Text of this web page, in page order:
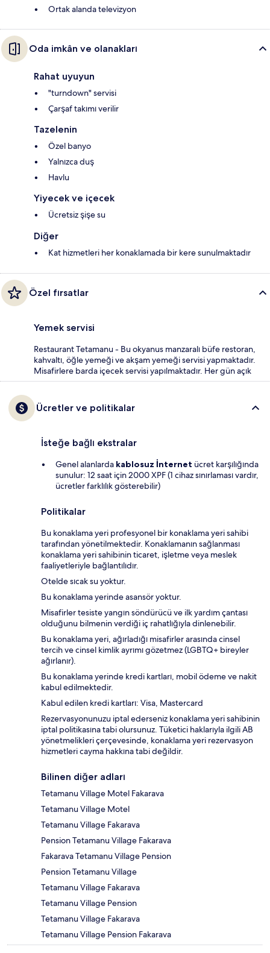
Ortak alanda televizyon
Oda imkân ve olanakları
Rahat uyuyun
"turndown" servisi
Çarşaf takımı verilir
Tazelenin
Özel banyo
Yalnızca duş
Havlu
Yiyecek ve içecek
Ücretsiz şişe su
Diğer
Kat hizmetleri her konaklamada bir kere sunulmaktadır
Özel fırsatlar
Yemek servisi
Restaurant Tetamanu - Bu okyanus manzaralı büfe restoran,
kahvaltı, öğle yemeği ve akşam yemeği servisi yapmaktadır.
Misafirlere barda içecek servisi yapılmaktadır. Her gün açık
Ücretler ve politikalar
İsteğe bağlı ekstralar
Genel alanlarda kablosuz İnternet ücret karşılığında
sunulur: 12 saat için 2000 XPF (1 cihaz sınırlaması vardır,
ücretler farklılık gösterebilir)
Politikalar
Bu konaklama yeri profesyonel bir konaklama yeri sahibi
tarafından yönetilmektedir. Konaklamanın sağlanması
konaklama yeri sahibinin ticaret, işletme veya meslek
faaliyetleriyle bağlantılıdır.
Otelde sıcak su yoktur.
Bu konaklama yerinde asansör yoktur.
Misafirler tesiste yangın söndürücü ve ilk yardım çantası
olduğunu bilmenin verdiği iç rahatlığıyla dinlenebilir.
Bu konaklama yeri, ağırladığı misafirler arasında cinsel
tercih ve cinsel kimlik ayrımı gözetmez (LGBTQ+ bireyler
ağırlanır).
Bu konaklama yerinde kredi kartları, mobil ödeme ve nakit
kabul edilmektedir.
Kabul edilen kredi kartları: Visa, Mastercard
Rezervasyonunuzu iptal ederseniz konaklama yeri sahibinin
iptal politikasına tabi olursunuz. Tüketici haklarıyla ilgili AB
yönetmelikleri çerçevesinde, konaklama yeri rezervasyon
hizmetleri cayma hakkına tabi değildir.
Bilinen diğer adları
Tetamanu Village Motel Fakarava
Tetamanu Village Motel
Tetamanu Village Fakarava
Pension Tetamanu Village Fakarava
Fakarava Tetamanu Village Pension
Pension Tetamanu Village
Tetamanu Village Fakarava
Tetamanu Village Pension
Tetamanu Village Fakarava
Tetamanu Village Pension Fakarava